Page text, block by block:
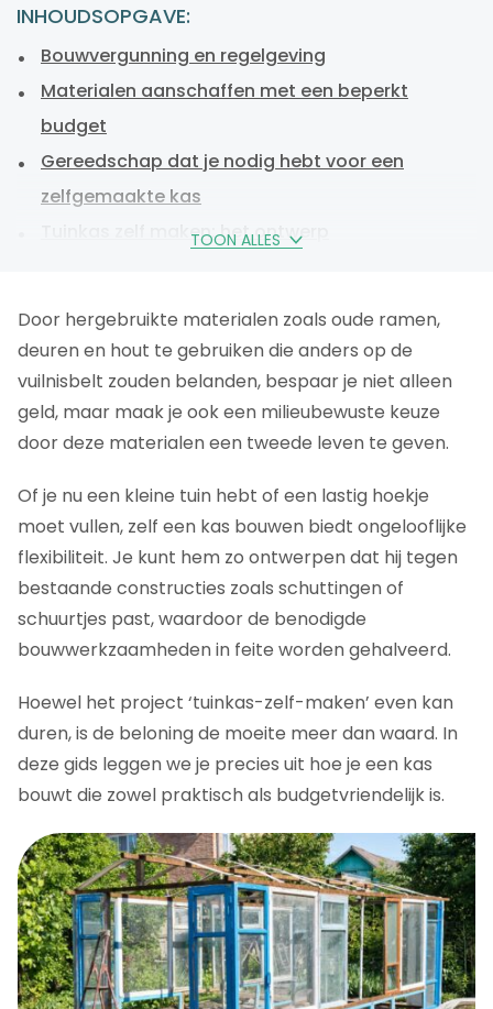
INHOUDSOPGAVE:
TOON ALLES
Bouwvergunning en regelgeving
Materialen aanschaffen met een beperkt
budget
Gereedschap dat je nodig hebt voor een
zelfgemaakte kas
Tuinkas zelf maken: het ontwerp
Zelf een kas bouwen, klaar om te beginnen?
Door hergebruikte materialen zoals oude ramen,
deuren en hout te gebruiken die anders op de
vuilnisbelt zouden belanden, bespaar je niet alleen
geld, maar maak je ook een milieubewuste keuze
door deze materialen een tweede leven te geven.
Of je nu een kleine tuin hebt of een lastig hoekje
moet vullen, zelf een kas bouwen biedt ongelooflijke
flexibiliteit. Je kunt hem zo ontwerpen dat hij tegen
bestaande constructies zoals schuttingen of
schuurtjes past, waardoor de benodigde
bouwwerkzaamheden in feite worden gehalveerd.
Hoewel het project ‘tuinkas-zelf-maken’ even kan
duren, is de beloning de moeite meer dan waard. In
deze gids leggen we je precies uit hoe je een kas
bouwt die zowel praktisch als budgetvriendelijk is.